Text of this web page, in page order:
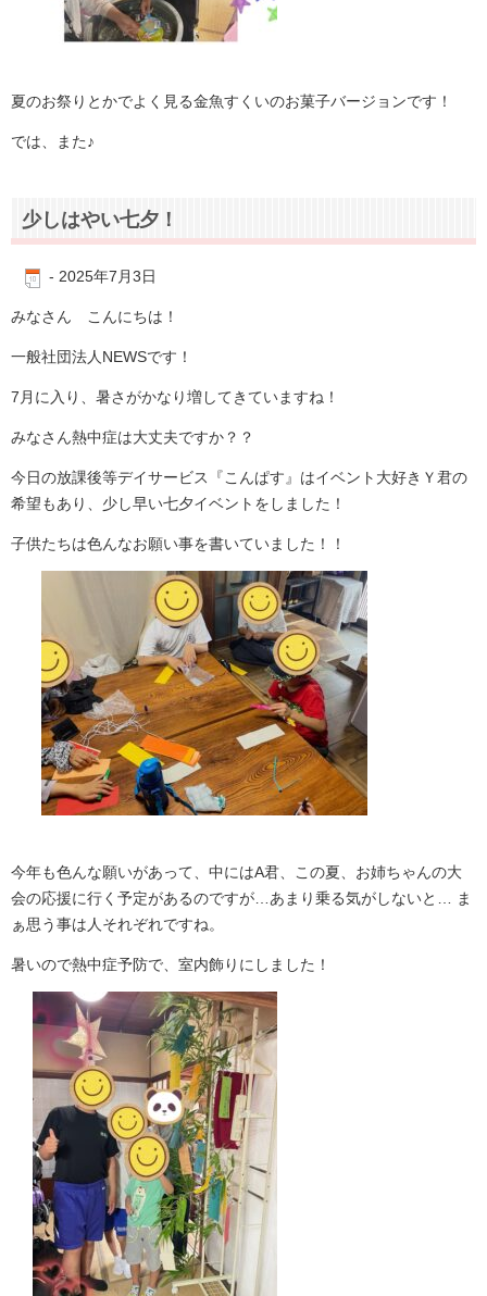
夏のお祭りとかでよく見る金魚すくいのお菓子バージョンです！
では、また♪
少しはやい七夕！
- 2025年7月3日
みなさん こんにちは！
一般社団法人NEWSです！
7月に入り、暑さがかなり増してきていますね！
みなさん熱中症は大丈夫ですか？？
今日の放課後等デイサービス『こんぱす』はイベント大好きＹ君の
希望もあり、少し早い七夕イベントをしました！
子供たちは色んなお願い事を書いていました！！
今年も色んな願いがあって、中にはA君、この夏、お姉ちゃんの大
会の応援に行く予定があるのですが…あまり乗る気がしないと… ま
ぁ思う事は人それぞれですね。
暑いので熱中症予防で、室内飾りにしました！